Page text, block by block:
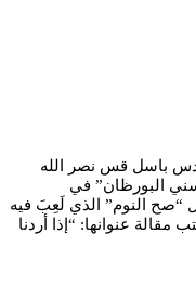
باسل قس نصر الله
البورظان” في
“صح النوم” الذي لَعِبَ فيه
عنوانها: “إذا أردنا